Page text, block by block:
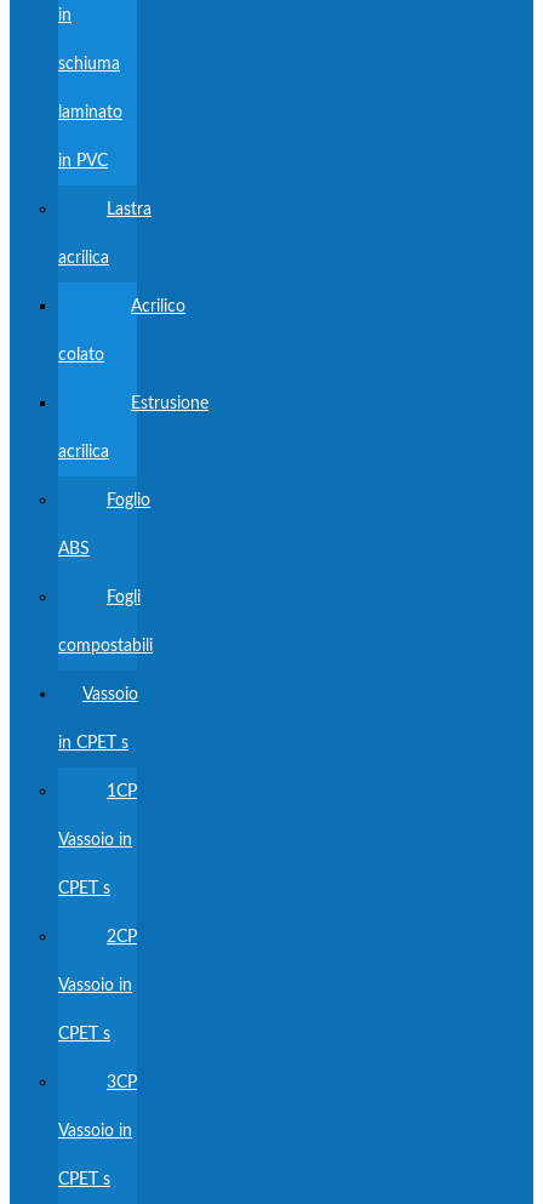
in
schiuma
laminato
in PVC
Lastra
acrilica
Acrilico
colato
Estrusione
acrilica
Foglio
ABS
Fogli
compostabili
Vassoio
in CPET s
1CP
Vassoio in
CPET s
2CP
Vassoio in
CPET s
3CP
Vassoio in
CPET s